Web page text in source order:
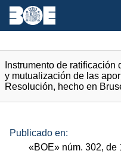
Instrumento de
y mutualización de las
Resolución, hecho en
Publicado en:
«BOE» núm. 302, de